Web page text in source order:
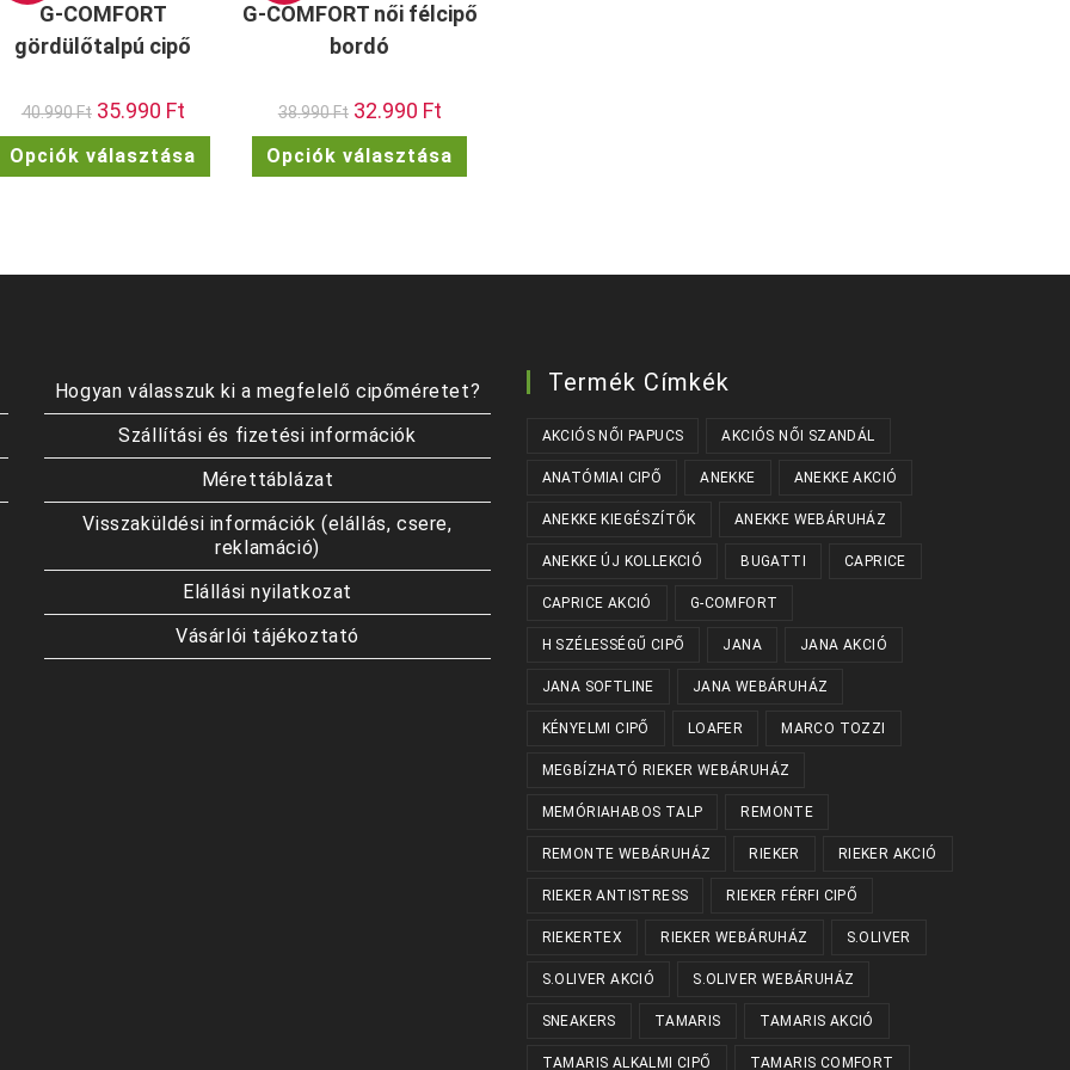
termékoldalon
választhatók
G-COMFORT
gördülőtalpú cipő
40.990Ft Original
price
was:
40.990 Ft.
35.990 FtCurrent
price
is:
35.990 Ft.
Opciók választása
terméknek
a
G-COMFORT női félcipő
bordó
38.990Ft Original
price
was:
38.990 Ft.
32.990 FtCurrent
price
is:
32.990 Ft.
Opciók választása
terméknek
a
Hogyan válasszuk ki a megfelelő cipőméretet?
Szállítási és fizetési információk
Mérettáblázat
Visszaküldési információk (elállás, csere,
reklamáció)
Elállási nyilatkozat
Vásárlói tájékoztató
Termék Címkék
AKCIÓS NŐI PAPUCS AKCIÓS NŐI SZANDÁL
ANATÓMIAI CIPŐ ANEKKE ANEKKE AKCIÓ
ANEKKE KIEGÉSZÍTŐK ANEKKE WEBÁRUHÁZ
ANEKKE ÚJ KOLLEKCIÓ BUGATTI CAPRICE
CAPRICE AKCIÓ G-COMFORT
H SZÉLESSÉGŰ CIPŐ JANA JANA AKCIÓ
JANA SOFTLINE JANA WEBÁRUHÁZ
KÉNYELMI CIPŐ LOAFER MARCO TOZZI
MEGBÍZHATÓ RIEKER WEBÁRUHÁZ
MEMÓRIAHABOS TALP REMONTE
REMONTE WEBÁRUHÁZ RIEKER RIEKER AKCIÓ
RIEKER ANTISTRESS RIEKER FÉRFI CIPŐ
RIEKERTEX RIEKER WEBÁRUHÁZ S.OLIVER
S.OLIVER AKCIÓ S.OLIVER WEBÁRUHÁZ
SNEAKERS TAMARIS TAMARIS AKCIÓ
TAMARIS ALKALMI CIPŐ TAMARIS COMFORT